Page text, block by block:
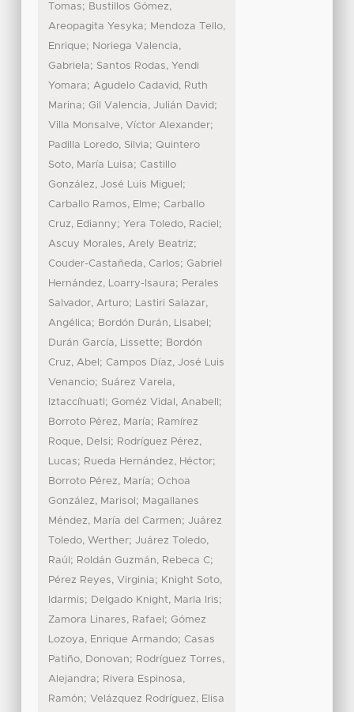
Tomas; Bustillos Gómez,
Areopagita Yesyka; Mendoza Tello,
Enrique; Noriega Valencia,
Gabriela; Santos Rodas, Yendi
Yomara; Agudelo Cadavid, Ruth
Marina; Gil Valencia, Julián David;
Villa Monsalve, Víctor Alexander;
Padilla Loredo, Silvia; Quintero
Soto, María Luisa; Castillo
González, José Luis Miguel ;
Carballo Ramos, Elme; Carballo
Cruz, Edianny; Yera Toledo, Raciel ;
Ascuy Morales, Arely Beatriz;
Couder-Castañeda, Carlos; Gabriel
Hernández, Loarry-Isaura; Perales
Salvador, Arturo; Lastiri Salazar,
Angélica; Bordón Durán, Lisabel ;
Durán García, Lissette; Bordón
Cruz, Abel ; Campos Díaz, José Luis
Venancio; Suárez Varela,
Iztaccíhuatl ; Goméz Vidal, Anabell ;
Borroto Pérez, María; Ramírez
Roque, Delsi; Rodríguez Pérez,
Lucas; Rueda Hernández, Héctor;
Borroto Pérez, María; Ochoa
González, Marisol ; Magallanes
Méndez, María del Carmen; Juárez
Toledo, Werther; Juárez Toledo,
Raúl ; Roldán Guzmán, Rebeca C;
Pérez Reyes, Virginia; Knight Soto,
Idarmis; Delgado Knight, Marla Iris;
Zamora Linares, Rafael ; Gómez
Lozoya, Enrique Armando; Casas
Patiño, Donovan; Rodríguez Torres,
Alejandra; Rivera Espinosa,
Ramón; Velázquez Rodríguez, Elisa